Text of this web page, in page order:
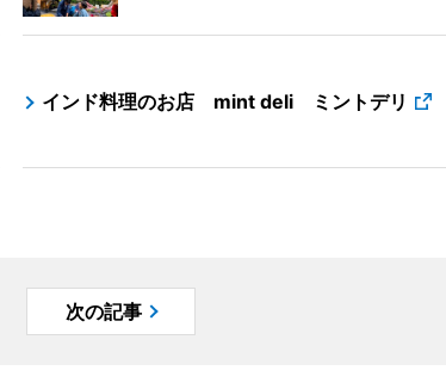
インド料理のお店 mint deli ミントデリ
次の記事